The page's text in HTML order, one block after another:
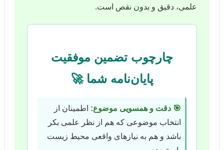
علمی، دقیق و بدون نقص است.
چارچوب تضمین موفقیت
پایان‌نامه شما 🚀
🎯 دقت و همسویی موضوع: اطمینان از
انتخاب موضوعی که هم از نظر علمی بکر
باشد و هم به نیازهای واقعی محیط زیست